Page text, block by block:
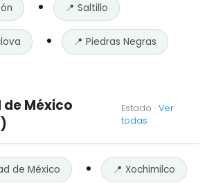
📍 Saltillo
📍 Piedras Negras
de México
Estado ·Ver
todas
de México 📍 Xochimilco